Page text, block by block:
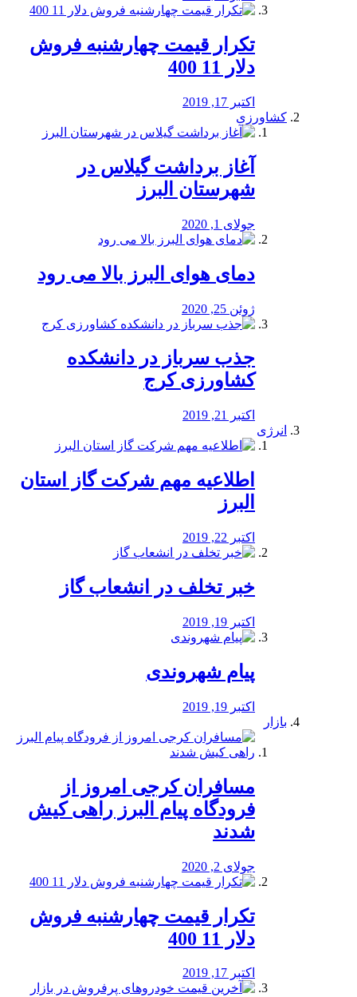
تکرار قیمت چهارشنبه فروش
دلار 11 400
اکتبر 17, 2019
کشاورزی
آغاز برداشت گیلاس در
شهرستان البرز
جولای 1, 2020
دمای هوای البرز بالا می رود
ژوئن 25, 2020
جذب سرباز در دانشکده
کشاورزی کرج
اکتبر 21, 2019
انرژی
️اطلاعیه مهم شرکت گاز استان
البرز
اکتبر 22, 2019
خبر تخلف در انشعاب گاز
اکتبر 19, 2019
پیام شهروندی
اکتبر 19, 2019
بازار
مسافران کرجی امروز از
فرودگاه پیام البرز راهی کیش
شدند
جولای 2, 2020
تکرار قیمت چهارشنبه فروش
دلار 11 400
اکتبر 17, 2019